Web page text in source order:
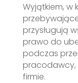
Wyjątkiem, w
przysługują
prawo do
podczas
pracodawcy,
firmie.